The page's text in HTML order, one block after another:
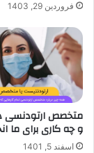
فروردین 29, 1403
متخصص ارتودنسی
و چه کاری برای ما
اسفند 5, 1401